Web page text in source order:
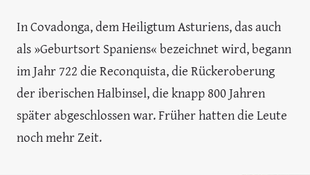
In Covadonga, dem Heiligtum Asturiens, das auch
als »Geburtsort Spaniens« bezeichnet wird, begann
im Jahr 722 die Reconquista, die Rückeroberung
der iberischen Halbinsel, die knapp 800 Jahren
später abgeschlossen war. Früher hatten die Leute
noch mehr Zeit.